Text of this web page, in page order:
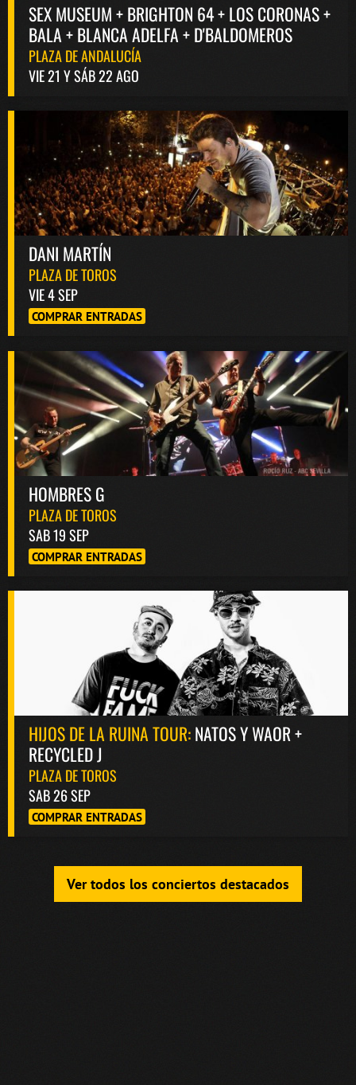
SEX MUSEUM + BRIGHTON 64 + LOS CORONAS +
BALA + BLANCA ADELFA + D'BALDOMEROS
PLAZA DE ANDALUCÍA
VIE 21 Y SÁB 22 AGO
DANI MARTÍN
PLAZA DE TOROS
VIE 4 SEP
COMPRAR ENTRADAS
HOMBRES G
PLAZA DE TOROS
SAB 19 SEP
COMPRAR ENTRADAS
HIJOS DE LA RUINA TOUR:NATOS Y WAOR +
RECYCLED J
PLAZA DE TOROS
SAB 26 SEP
COMPRAR ENTRADAS
Ver todos los conciertos destacados